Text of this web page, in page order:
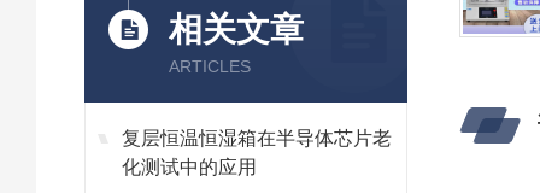
相关文章
ARTICLES
复层恒温恒湿箱在半导体芯片老
化测试中的应用